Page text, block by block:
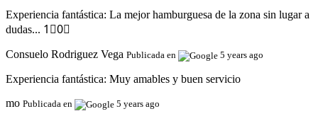
Experiencia fantástica: La mejor hamburguesa de la zona sin lugar a
dudas... 1⃣0⃣
Consuelo Rodriguez Vega Publicada en 5 years ago
Experiencia fantástica: Muy amables y buen servicio
mo Publicada en 5 years ago